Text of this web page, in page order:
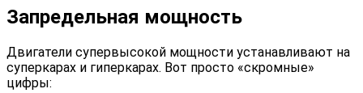
Запредельная мощность
Двигатели супервысокой мощности устанавливают на
суперкарах и гиперкарах. Вот просто «скромные»
цифры: